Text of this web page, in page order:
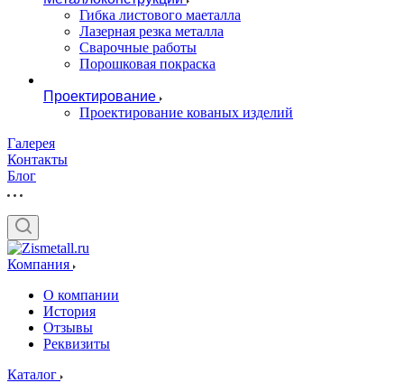
Гибка листового маеталла
Лазерная резка металла
Сварочные работы
Порошковая покраска
Проектирование
Проектирование кованых изделий
Галерея
Контакты
Блог
Компания
О компании
История
Отзывы
Реквизиты
Каталог